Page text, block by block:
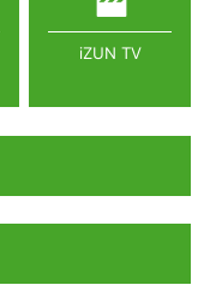
iZUN TV